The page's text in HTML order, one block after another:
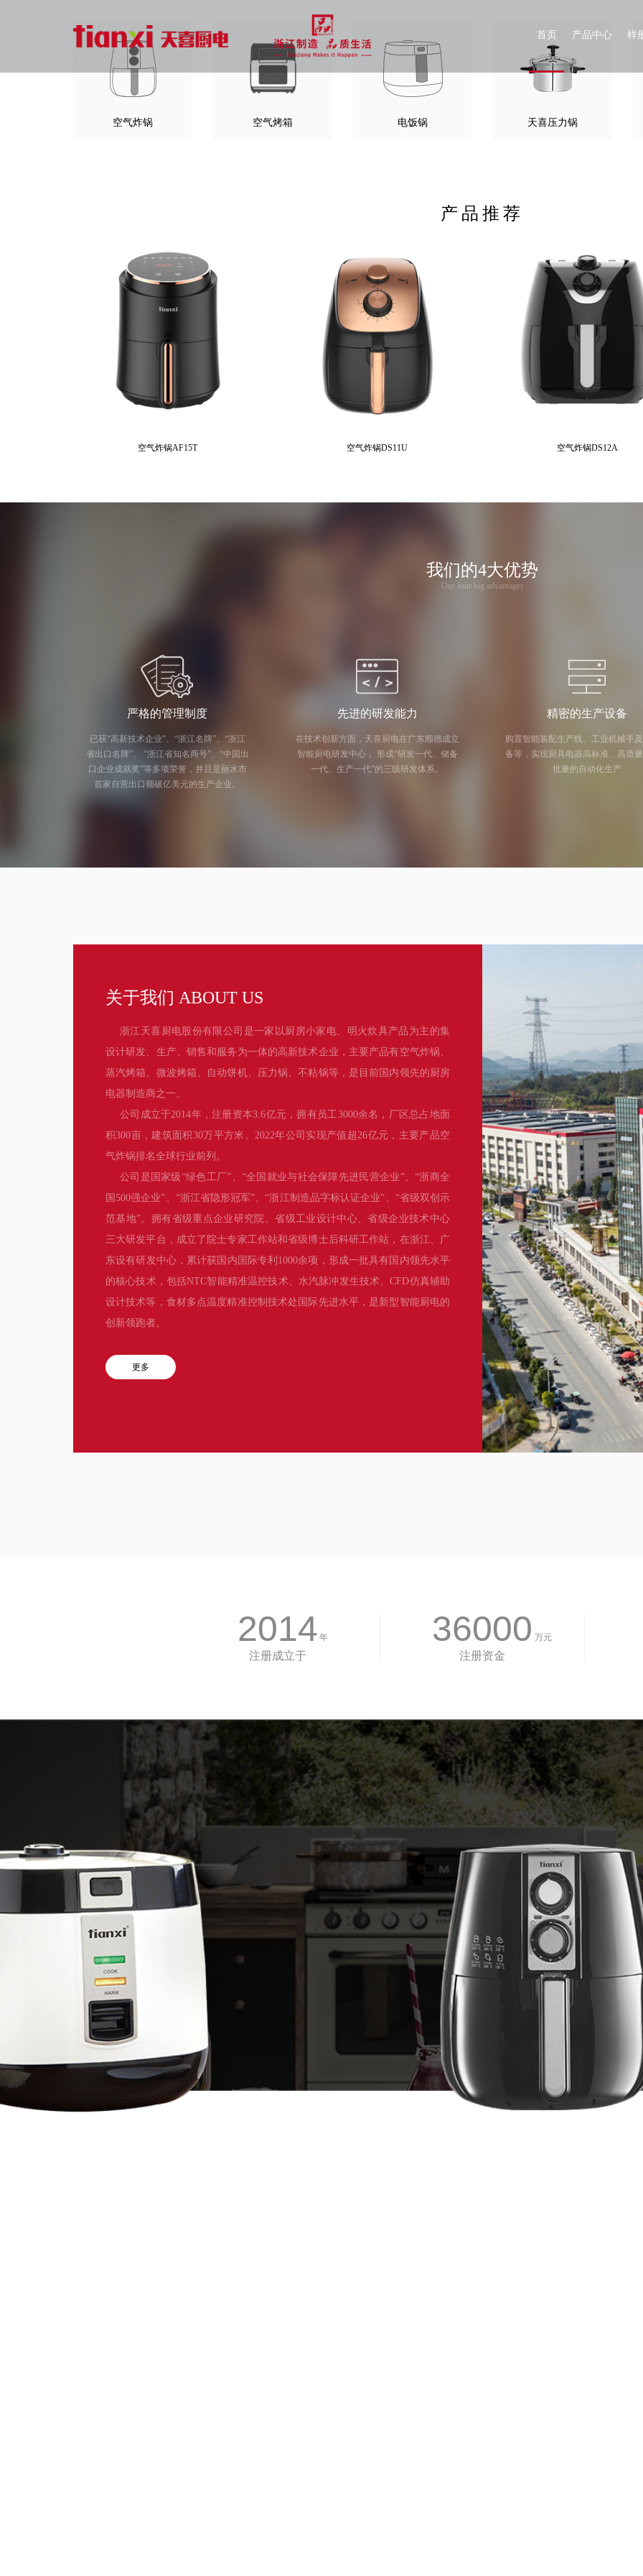
首页 产品中心 样
空气炸锅 空气烤箱 电饭锅 天喜压力锅
产品推荐
空气炸锅AF15T 空气炸锅DS11U 空气炸锅DS12A
我们的4大优势
Our four big advantages
严格的管理制度
已获“高新技术企业”、“浙江名牌”、“浙江
省出口名牌”、 “浙江省知名商号”、“中国出
口企业成就奖”等多项荣誉，并且是丽水市
首家自营出口额破亿美元的生产企业。
先进的研发能力
在技术创新方面，天喜厨电在广东顺德成立
智能厨电研发中心， 形成“研发一代、储备
一代、生产一代”的三级研发体系。
精密的生产设备
购置智能装配生产线、工业机械手
备等，实现厨具电器高标准、高质
批量的自动化生产
关于我们 ABOUT US
浙江天喜厨电股份有限公司是一家以厨房小家电、明火炊具产品为主的集
设计研发、生产、销售和服务为一体的高新技术企业，主要产品有空气炸锅、
蒸汽烤箱、微波烤箱、自动饼机、压力锅、不粘锅等，是目前国内领先的厨房
电器制造商之一。
公司成立于2014年，注册资本3.6亿元，拥有员工3000余名，厂区总占地面
积300亩，建筑面积30万平方米。2022年公司实现产值超26亿元，主要产品空
气炸锅排名全球行业前列。
公司是国家级“绿色工厂”、“全国就业与社会保障先进民营企业”、“浙商全
国500强企业”、“浙江省隐形冠军”、“浙江制造品字标认证企业”、“省级双创示
范基地”。拥有省级重点企业研究院、省级工业设计中心、省级企业技术中心
三大研发平台，成立了院士专家工作站和省级博士后科研工作站，在浙江、广
东设有研发中心，累计获国内国际专利1000余项，形成一批具有国内领先水平
的核心技术，包括NTC智能精准温控技术、水汽脉冲发生技术、CFD仿真辅助
设计技术等，食材多点温度精准控制技术处国际先进水平，是新型智能厨电的
创新领跑者。
更多
2014 年
注册成立于
36000 万元
注册资金